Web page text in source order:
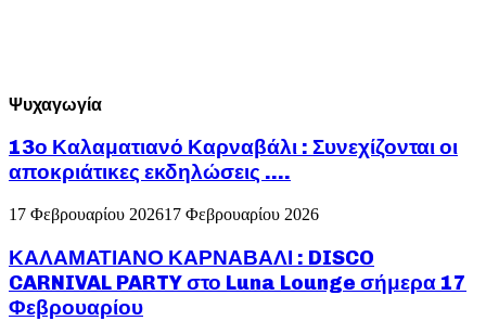
Ψυχαγωγία
13ο Καλαματιανό Καρναβάλι : Συνεχίζονται οι
αποκριάτικες εκδηλώσεις ….
17 Φεβρουαρίου 202617 Φεβρουαρίου 2026
ΚΑΛΑΜΑΤΙΑΝΟ ΚΑΡΝΑΒΑΛΙ : DISCO
CARNIVAL PARTY στο Luna Lounge σήμερα 17
Φεβρουαρίου